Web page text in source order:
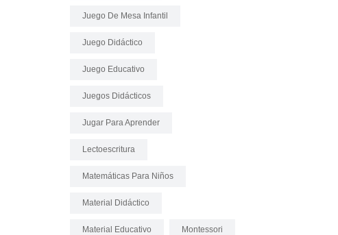
Juego De Mesa Infantil
Juego Didáctico
Juego Educativo
Juegos Didácticos
Jugar Para Aprender
Lectoescritura
Matemáticas Para Niños
Material Didáctico
Material Educativo Montessori